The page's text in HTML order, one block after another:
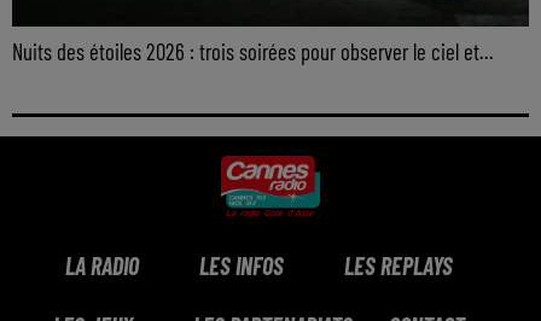
Nuits des étoiles 2026 : trois soirées pour observer le ciel et...
LA RADIO LES INFOS LES REPLAYS